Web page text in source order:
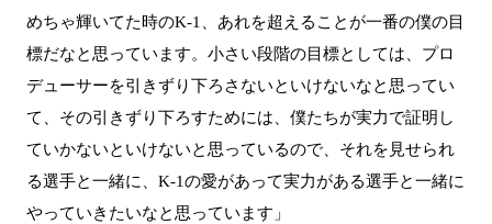
めちゃ輝いてた時のK-1、あれを超えることが一番の僕の目
標だなと思っています。小さい段階の目標としては、プロ
デューサーを引きずり下ろさないといけないなと思ってい
て、その引きずり下ろすためには、僕たちが実力で証明し
ていかないといけないと思っているので、それを見せられ
る選手と一緒に、K-1の愛があって実力がある選手と一緒に
やっていきたいなと思っています」